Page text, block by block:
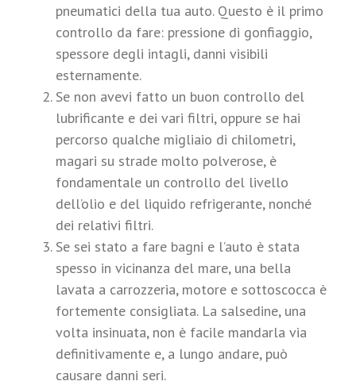
pneumatici della tua auto. Questo è il primo
controllo da fare: pressione di gonfiaggio,
spessore degli intagli, danni visibili
esternamente.
Se non avevi fatto un buon controllo del
lubrificante e dei vari filtri, oppure se hai
percorso qualche migliaio di chilometri,
magari su strade molto polverose, è
fondamentale un controllo del livello
dell’olio e del liquido refrigerante, nonché
dei relativi filtri.
Se sei stato a fare bagni e l’auto è stata
spesso in vicinanza del mare, una bella
lavata a carrozzeria, motore e sottoscocca è
fortemente consigliata. La salsedine, una
volta insinuata, non è facile mandarla via
definitivamente e, a lungo andare, può
causare danni seri.